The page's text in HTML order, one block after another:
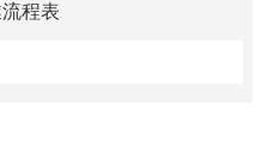
程表